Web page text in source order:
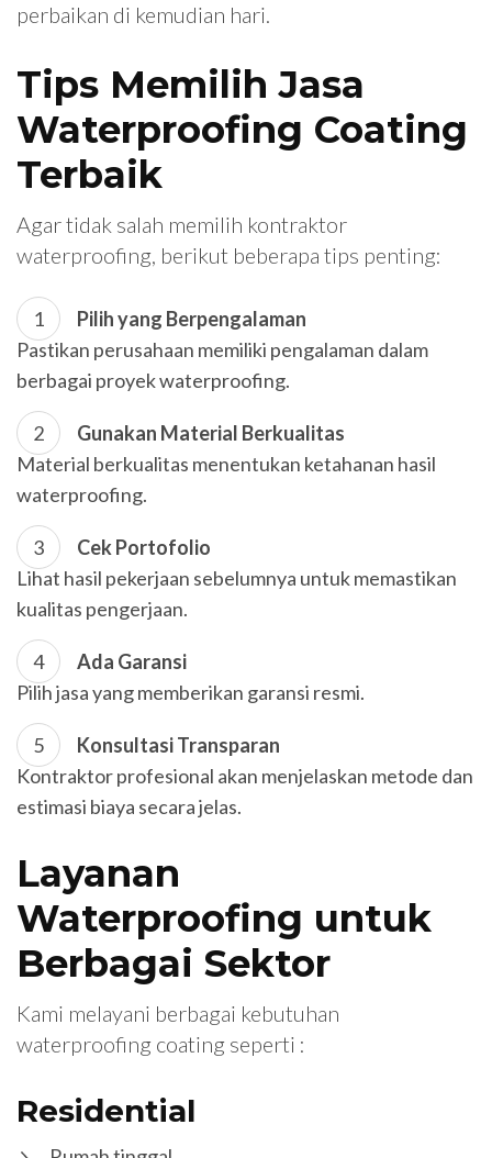
perbaikan di kemudian hari.
Tips Memilih Jasa
Waterproofing Coating
Terbaik
Agar tidak salah memilih kontraktor
waterproofing, berikut beberapa tips penting:
Pilih yang Berpengalaman
Pastikan perusahaan memiliki pengalaman dalam
berbagai proyek waterproofing.
Gunakan Material Berkualitas
Material berkualitas menentukan ketahanan hasil
waterproofing.
Cek Portofolio
Lihat hasil pekerjaan sebelumnya untuk memastikan
kualitas pengerjaan.
Ada Garansi
Pilih jasa yang memberikan garansi resmi.
Konsultasi Transparan
Kontraktor profesional akan menjelaskan metode dan
estimasi biaya secara jelas.
Layanan
Waterproofing untuk
Berbagai Sektor
Kami melayani berbagai kebutuhan
waterproofing coating seperti :
Residential